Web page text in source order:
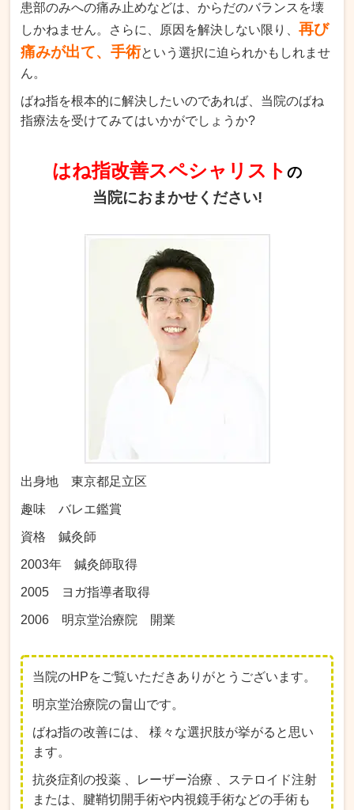
患部のみへの痛み止めなどは、からだのバランスを壊
しかねません。さらに、原因を解決しない限り、再び
痛みが出て、手術という選択に迫られかもしれませ
ん。
ばね指を根本的に解決したいのであれば、当院のばね
指療法を受けてみてはいかがでしょうか?
はね指改善スペシャリスト の
当院におまかせください!
出身地 東京都足立区
趣味 バレエ鑑賞
資格 鍼灸師
2003年 鍼灸師取得
2005 ヨガ指導者取得
2006 明京堂治療院 開業
当院のHPをご覧いただきありがとうございます。
明京堂治療院の畠山です。
ばね指の改善には、 様々な選択肢が挙がると思い
ます。
抗炎症剤の投薬 、レーザー治療 、ステロイド注射
または、腱鞘切開手術や内視鏡手術などの手術も